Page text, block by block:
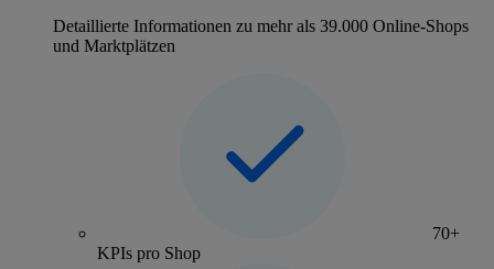
Detaillierte Informationen zu mehr als 39.000 Online-Shops
und Marktplätzen
70+
KPIs pro Shop